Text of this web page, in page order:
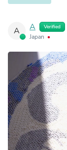
A A Verified
Japan